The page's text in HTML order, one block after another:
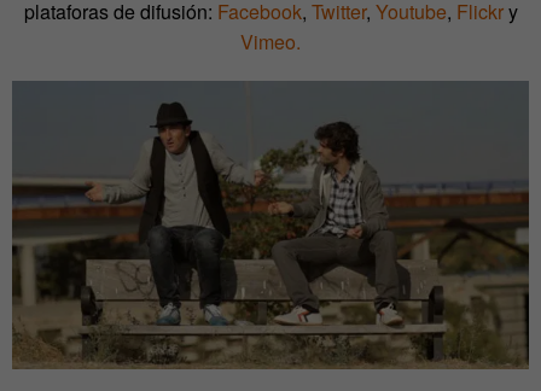
plataforas de difusión: Facebook, Twitter, Youtube, Flickry
Vimeo.